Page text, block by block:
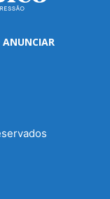
ANUNCIAR